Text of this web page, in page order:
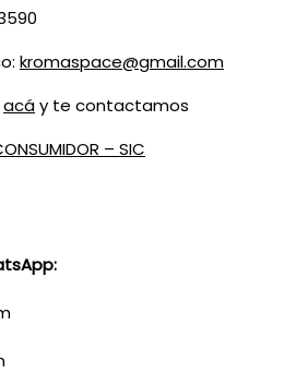
kromaspace@gmail.com
acáy te contactamos
– SIC